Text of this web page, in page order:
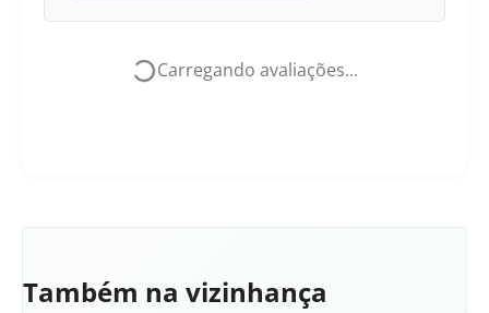
Carregando avaliações...
Também na vizinhança